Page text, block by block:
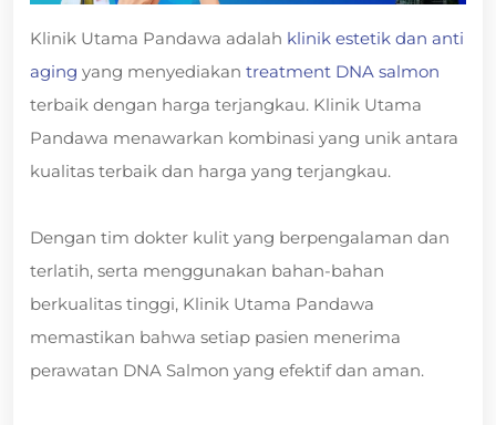
Klinik Utama Pandawa adalah klinik estetik dan anti
aging yang menyediakan treatment DNA salmon
terbaik dengan harga terjangkau. Klinik Utama
Pandawa menawarkan kombinasi yang unik antara
kualitas terbaik dan harga yang terjangkau.
Dengan tim dokter kulit yang berpengalaman dan
terlatih, serta menggunakan bahan-bahan
berkualitas tinggi, Klinik Utama Pandawa
memastikan bahwa setiap pasien menerima
perawatan DNA Salmon yang efektif dan aman.